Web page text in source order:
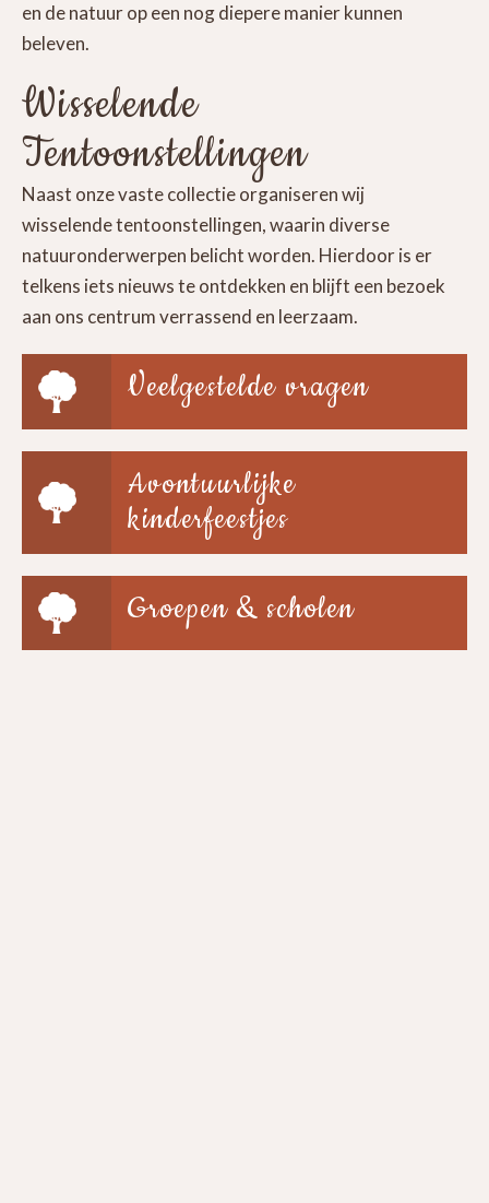
en de natuur op een nog diepere manier kunnen
beleven.
Wisselende
Tentoonstellingen
Naast onze vaste collectie organiseren wij
wisselende tentoonstellingen, waarin diverse
natuuronderwerpen belicht worden. Hierdoor is er
telkens iets nieuws te ontdekken en blijft een bezoek
aan ons centrum verrassend en leerzaam.
Veelgestelde vragen
Avontuurlijke
kinderfeestjes
Groepen & scholen